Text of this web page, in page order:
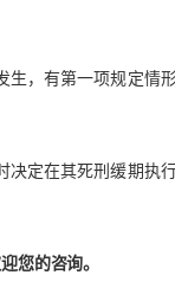
，有第一项规定情
定在其死刑缓期执
您的咨询。